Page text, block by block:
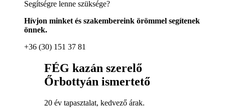
Segítségre lenne szüksége?
Hívjon minket és szakembereink örömmel segítenek
önnek.
+36 (30) 151 37 81
FÉG kazán szerelő
Őrbottyán ismertető
20 év tapasztalat, kedvező árak.